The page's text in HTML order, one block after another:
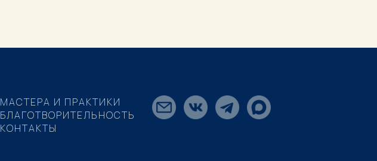
МАСТЕРА И ПРАКТИКИ
БЛАГОТВОРИТЕЛЬНОСТЬ
КОНТАКТЫ